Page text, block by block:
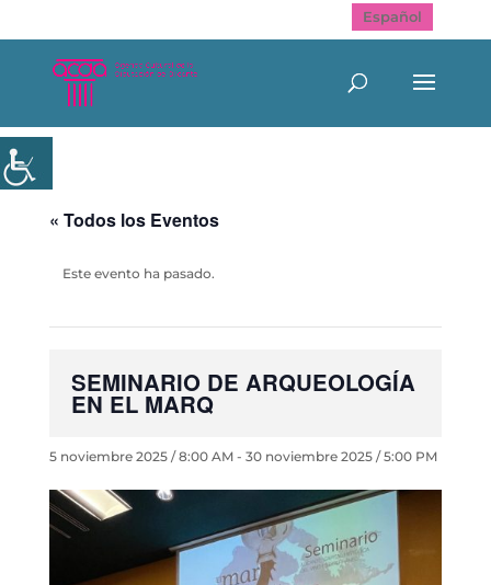
Español
« Todos los Eventos
Este evento ha pasado.
SEMINARIO DE ARQUEOLOGÍA
EN EL MARQ
5 noviembre 2025 / 8:00 AM- 30 noviembre 2025 / 5:00 PM